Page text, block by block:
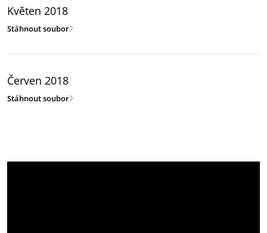
Květen 2018
Stáhnout soubor
Červen 2018
Stáhnout soubor